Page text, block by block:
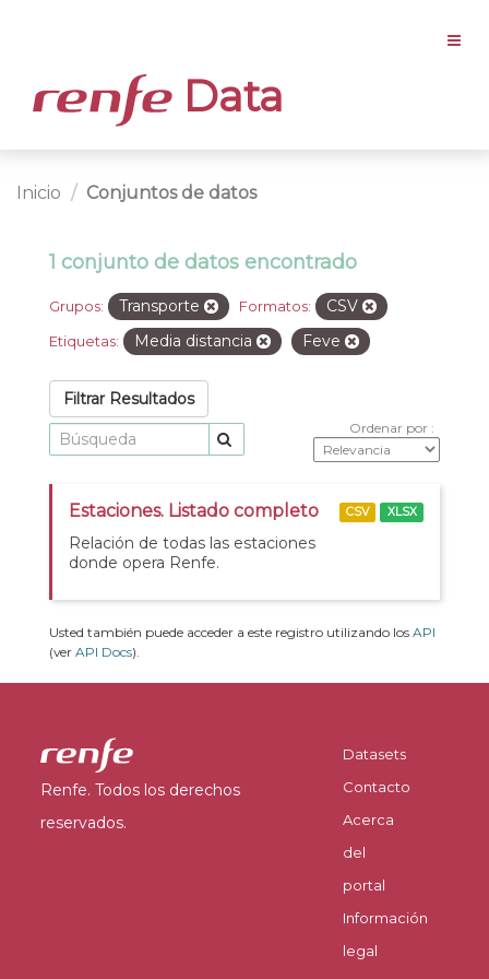
Data
Inicio Conjuntos de datos
1 conjunto de datos encontrado
Grupos: Transporte Formatos: CSV
Etiquetas: Media distancia Feve
Filtrar Resultados
Ordenar por
Estaciones. Listado completo
Relación de todas las estaciones
donde opera Renfe.
CSV XLSX
Usted también puede acceder a este registro utilizando los API
(ver API Docs).
Renfe. Todos los derechos
reservados.
Datasets
Contacto
Acerca
del
portal
Información
legal